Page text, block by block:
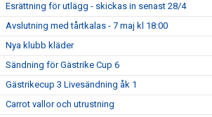
Esrättning för utlägg - skickas in senast 28/4
Avslutning med tårtkalas - 7 maj kl 18:00
Nya klubb kläder
Sändning för Gästrike Cup 6
Gästrikecup 3 Livesändning åk 1
Carrot vallor och utrustning